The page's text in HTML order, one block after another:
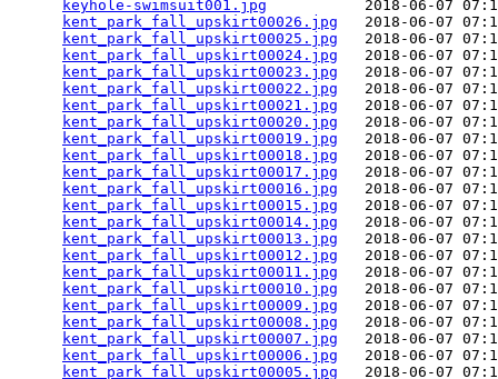
keyhole-swimsuit001.jpg
2018-06-07
kent_park_fall_upskirt00026.jpg
2018-06-07
kent_park_fall_upskirt00025.jpg
2018-06-07
kent_park_fall_upskirt00024.jpg
2018-06-07
kent_park_fall_upskirt00023.jpg
2018-06-07
kent_park_fall_upskirt00022.jpg
2018-06-07
kent_park_fall_upskirt00021.jpg
2018-06-07
kent_park_fall_upskirt00020.jpg
2018-06-07
kent_park_fall_upskirt00019.jpg
2018-06-07
kent_park_fall_upskirt00018.jpg
2018-06-07
kent_park_fall_upskirt00017.jpg
2018-06-07
kent_park_fall_upskirt00016.jpg
2018-06-07
kent_park_fall_upskirt00015.jpg
2018-06-07
kent_park_fall_upskirt00014.jpg
2018-06-07
kent_park_fall_upskirt00013.jpg
2018-06-07
kent_park_fall_upskirt00012.jpg
2018-06-07
kent_park_fall_upskirt00011.jpg
2018-06-07
kent_park_fall_upskirt00010.jpg
2018-06-07
kent_park_fall_upskirt00009.jpg
2018-06-07
kent_park_fall_upskirt00008.jpg
2018-06-07
kent_park_fall_upskirt00007.jpg
2018-06-07
kent_park_fall_upskirt00006.jpg
2018-06-07
kent_park_fall_upskirt00005.jpg
2018-06-07